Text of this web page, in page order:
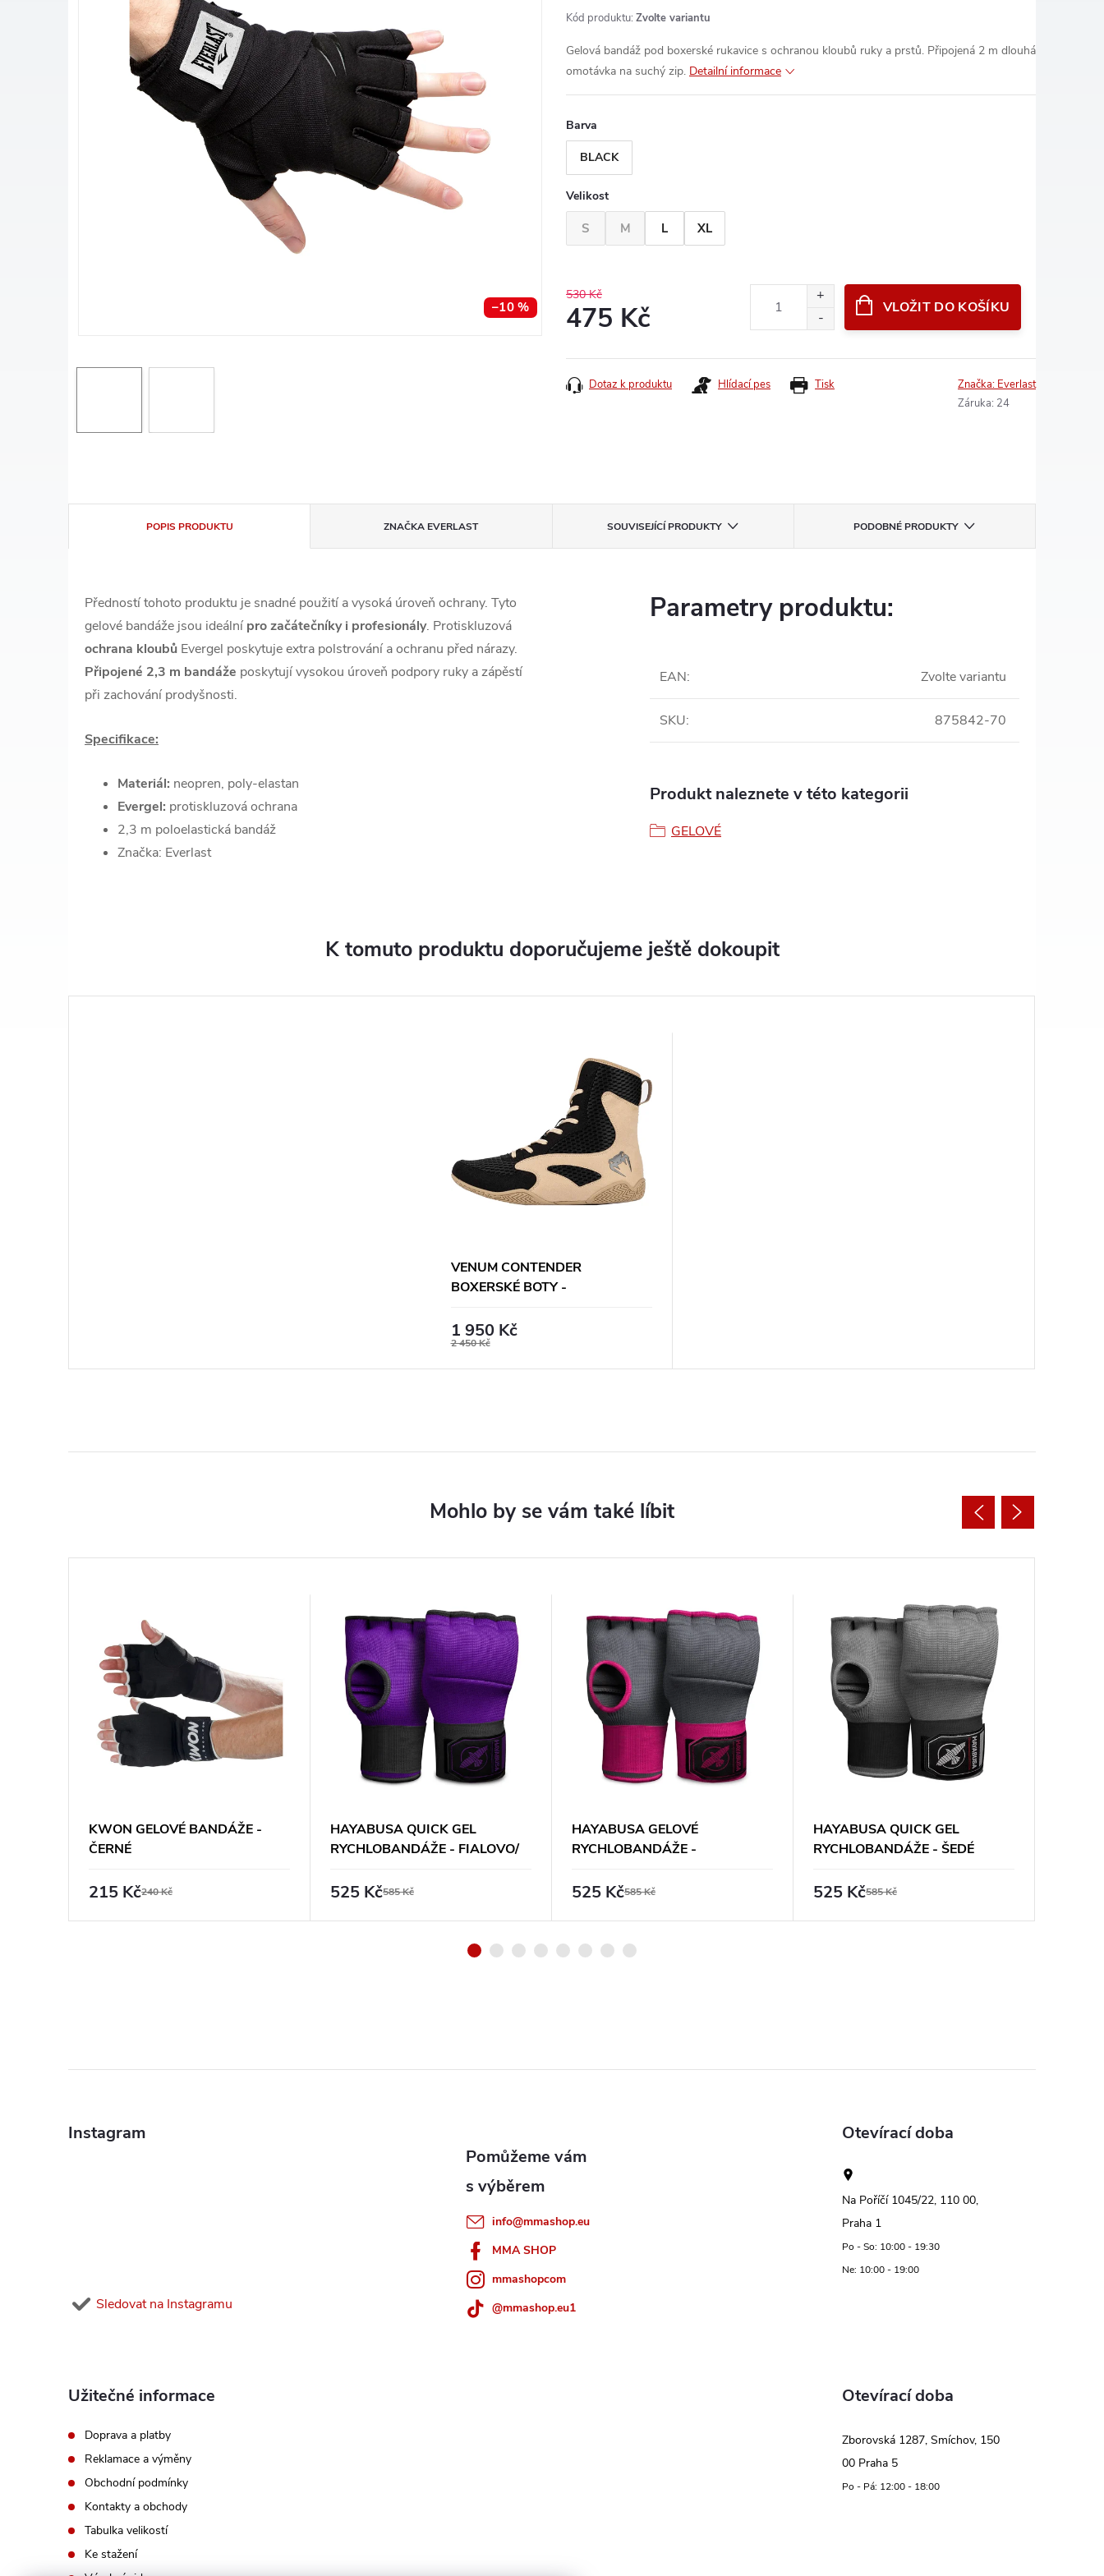
–10 %
Kód produktu: Zvolte variantu
Gelová bandáž pod boxerské rukavice s ochranou kloubů ruky a prstů. Připojená 2 m dlouhá
omotávka na suchý zip. Detailní informace
Barva
BLACK
Velikost
S M L XL
530 Kč
475 Kč
cena:
VLOŽIT DO KOŠÍKU
Tisk
Dotaz k produktu Hlídací pes Značka: Everlast
Záruka: 24
POPIS PRODUKTU ZNAČKA EVERLAST SOUVISEJÍCÍ PRODUKTY PODOBNÉ PRODUKTY
Předností tohoto produktu je snadné použití a vysoká úroveň ochrany. Tyto
gelové bandáže jsou ideální pro začátečníky i profesionály. Protiskluzová
ochrana kloubů Evergel poskytuje extra polstrování a ochranu před nárazy.
Připojené 2,3 m bandáže poskytují vysokou úroveň podpory ruky a zápěstí
při zachování prodyšnosti.
Specifikace:
Materiál: neopren, poly-elastan
Evergel: protiskluzová ochrana
2,3 m poloelastická bandáž
Značka: Everlast
Parametry produktu:
EAN: Zvolte variantu
SKU: 875842-70
Produkt naleznete v této kategorii
GELOVÉ
K tomuto produktu doporučujeme ještě dokoupit
VENUM CONTENDER
BOXERSKÉ BOTY -
1 950 Kč
2 450 Kč
KWON GELOVÉ BANDÁŽE -
ČERNÉ
215 Kč240 Kč
HAYABUSA QUICK GEL
RYCHLOBANDÁŽE - FIALOVO/
525 Kč585 Kč
HAYABUSA GELOVÉ
RYCHLOBANDÁŽE -
525 Kč585 Kč
HAYABUSA QUICK GEL
RYCHLOBANDÁŽE - ŠEDÉ
525 Kč585 Kč
Instagram
Sledovat na Instagramu
info@mmashop.eu
MMA SHOP
mmashopcom
@mmashop.eu1
Otevírací doba
Na Poříčí 1045/22, 110 00,
Praha 1
Po - So: 10:00 - 19:30
Ne: 10:00 - 19:00
Užitečné informace
Doprava a platby
Reklamace a výměny
Obchodní podmínky
Kontakty a obchody
Tabulka velikostí
Ke stažení
Otevírací doba
Zborovská 1287, Smíchov, 150
00 Praha 5
Po - Pá: 12:00 - 18:00